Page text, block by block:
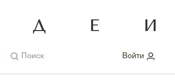
Поиск Войти